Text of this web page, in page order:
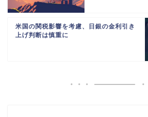
米国の関税影響を考慮、日銀の金利引き
上げ判断は慎重に